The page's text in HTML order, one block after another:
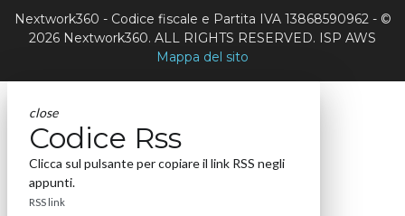
Nextwork360 - Codice fiscale e Partita IVA 13868590962 - ©
2026 Nextwork360. ALL RIGHTS RESERVED. ISP AWS
Mappa del sito
close
Codice Rss
Clicca sul pulsante per copiare il link RSS negli
appunti.
RSS link